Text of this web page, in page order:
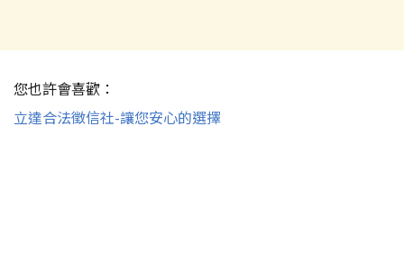
您也許會喜歡：
立達合法徵信社-讓您安心的選擇